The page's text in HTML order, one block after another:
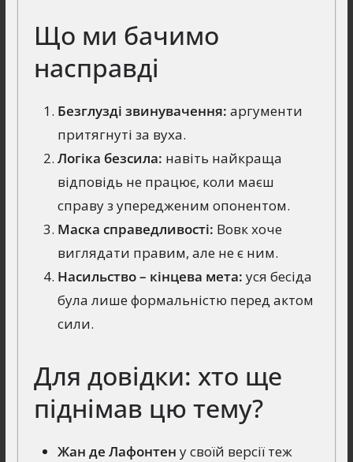
Що ми бачимо
насправді
Безглузді звинувачення: аргументи
притягнуті за вуха.
Логіка безсила: навіть найкраща
відповідь не працює, коли маєш
справу з упередженим опонентом.
Маска справедливості: Вовк хоче
виглядати правим, але не є ним.
Насильство – кінцева мета: уся бесіда
була лише формальністю перед актом
сили.
Для довідки: хто ще
піднімав цю тему?
Жан де Лафонтен у своїй версії теж